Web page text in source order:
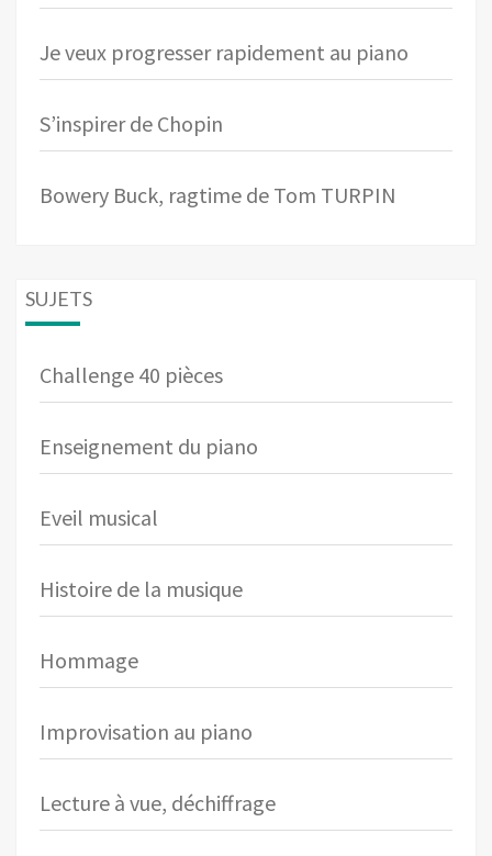
Je veux progresser rapidement au piano
S’inspirer de Chopin
Bowery Buck, ragtime de Tom TURPIN
SUJETS
Challenge 40 pièces
Enseignement du piano
Eveil musical
Histoire de la musique
Hommage
Improvisation au piano
Lecture à vue, déchiffrage